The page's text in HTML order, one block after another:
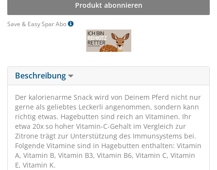
Produkt abonnieren
Save & Easy Spar Abo
Beschreibung
Der kalorienarme Snack wird von Deinem Pferd nicht nur
gerne als geliebtes Leckerli angenommen, sondern kann
richtig etwas. Hagebutten sind reich an Vitaminen. Ihr
etwa 20x so hoher Vitamin-C-Gehalt im Vergleich zur
Zitrone trägt zur Unterstützung des Immunsystems bei.
Folgende Vitamine sind in Hagebutten enthalten: Vitamin
A, Vitamin B, Vitamin B3, Vitamin B6, Vitamin C, Vitamin
E, Vitamin K.